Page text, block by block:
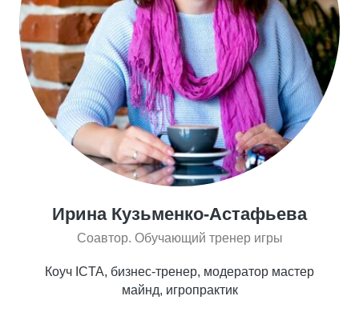
Ирина Кузьменко-Астафьева
Соавтор. Обучающий тренер игры
Коуч ICTA, бизнес-тренер, модератор мастер
майнд, игропрактик